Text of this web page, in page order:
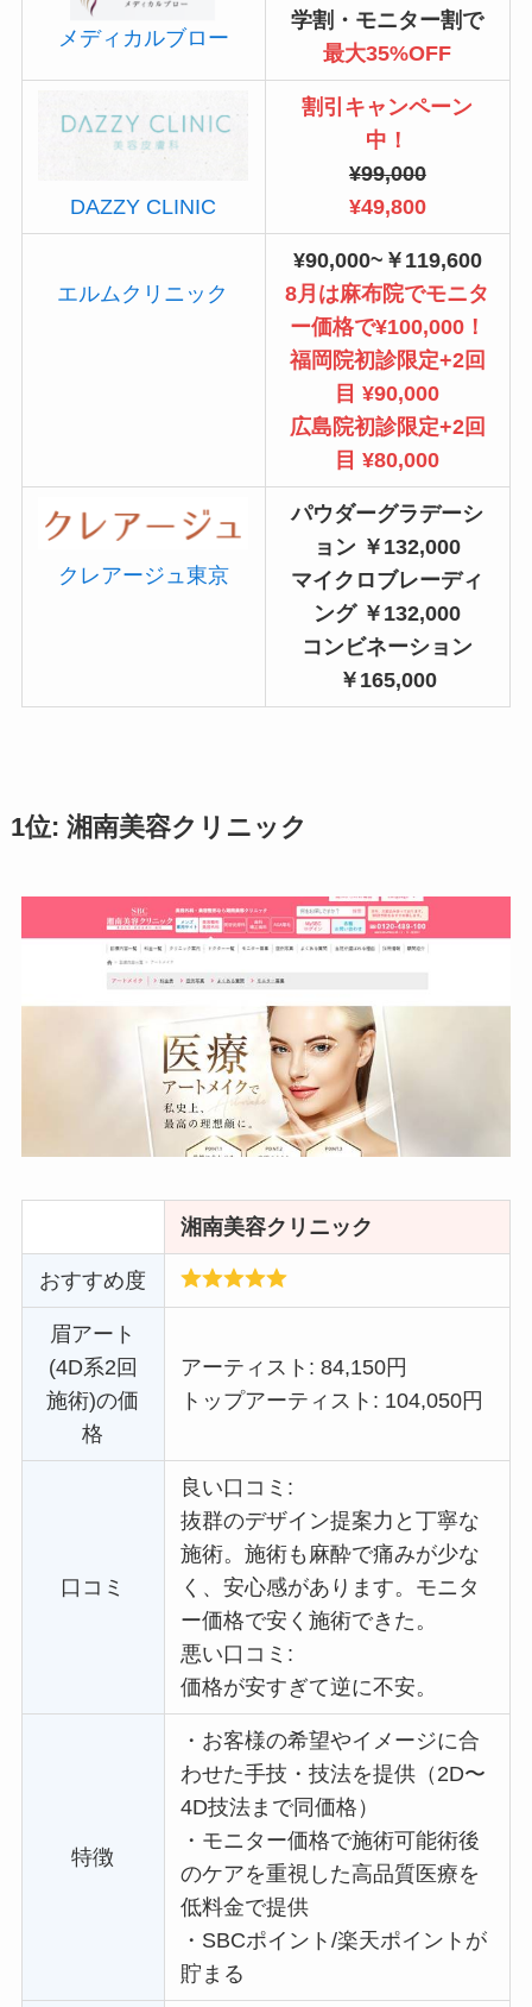
メディカルブロー
学割・モニター割で
最大35%OFF
DAZZY CLINIC
割引キャンペーン
中！
¥99,000
¥49,800
エルムクリニック
¥90,000~￥119,600
8月は麻布院でモニタ
ー価格で¥100,000！
福岡院初診限定+2回
目 ¥90,000
広島院初診限定+2回
目 ¥80,000
クレアージュ東京
パウダーグラデーシ
ョン ￥132,000
マイクロブレーディ
ング ￥132,000
コンビネーション
￥165,000
1位: 湘南美容クリニック
湘南美容クリニック
おすすめ度
眉アート
(4D系2回
施術)の価
格
アーティスト: 84,150円
トップアーティスト: 104,050円
口コミ
良い口コミ:
抜群のデザイン提案力と丁寧な
施術。施術も麻酔で痛みが少な
く、安心感があります。 モニタ
ー価格で安く施術できた。
悪い口コミ:
価格が安すぎて逆に不安。
特徴
・ お客様の希望やイメージに合
わせた手技・技法を提供（2D〜
4D技法まで同価格）
・ モニター価格で施術可能術後
のケアを重視した高品質医療を
低料金で提供
・ SBCポイント/楽天ポイントが
貯まる